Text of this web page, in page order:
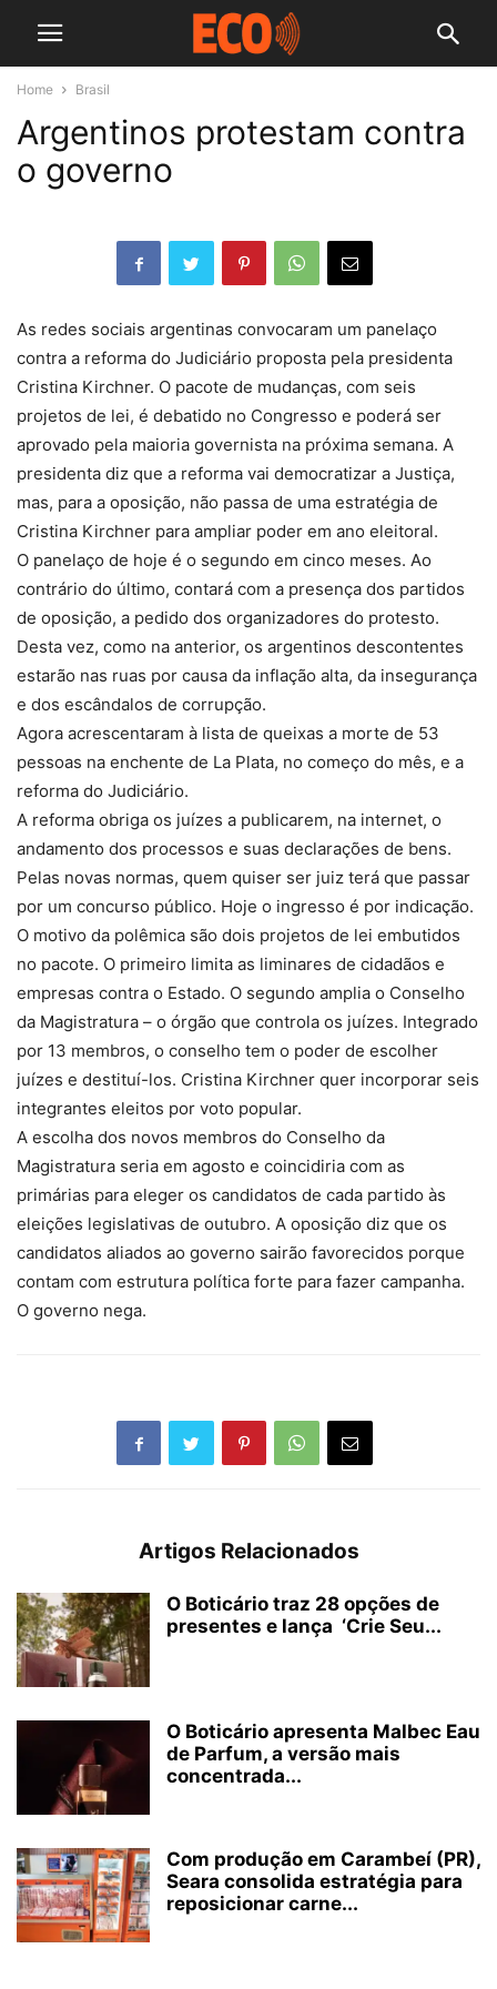
Home Brasil
Argentinos protestam contra
o governo
As redes sociais argentinas convocaram um panelaço
contra a reforma do Judiciário proposta pela presidenta
Cristina Kirchner. O pacote de mudanças, com seis
projetos de lei, é debatido no Congresso e poderá ser
aprovado pela maioria governista na próxima semana. A
presidenta diz que a reforma vai democratizar a Justiça,
mas, para a oposição, não passa de uma estratégia de
Cristina Kirchner para ampliar poder em ano eleitoral.
O panelaço de hoje é o segundo em cinco meses. Ao
contrário do último, contará com a presença dos partidos
de oposição, a pedido dos organizadores do protesto.
Desta vez, como na anterior, os argentinos descontentes
estarão nas ruas por causa da inflação alta, da insegurança
e dos escândalos de corrupção.
Agora acrescentaram à lista de queixas a morte de 53
pessoas na enchente de La Plata, no começo do mês, e a
reforma do Judiciário.
A reforma obriga os juízes a publicarem, na internet, o
andamento dos processos e suas declarações de bens.
Pelas novas normas, quem quiser ser juiz terá que passar
por um concurso público. Hoje o ingresso é por indicação.
O motivo da polêmica são dois projetos de lei embutidos
no pacote. O primeiro limita as liminares de cidadãos e
empresas contra o Estado. O segundo amplia o Conselho
da Magistratura – o órgão que controla os juízes. Integrado
por 13 membros, o conselho tem o poder de escolher
juízes e destituí-los. Cristina Kirchner quer incorporar seis
integrantes eleitos por voto popular.
A escolha dos novos membros do Conselho da
Magistratura seria em agosto e coincidiria com as
primárias para eleger os candidatos de cada partido às
eleições legislativas de outubro. A oposição diz que os
candidatos aliados ao governo sairão favorecidos porque
contam com estrutura política forte para fazer campanha.
O governo nega.
Artigos Relacionados
O Boticário traz 28 opções de
presentes e lança ‘Crie Seu...
O Boticário apresenta Malbec Eau
de Parfum, a versão mais
concentrada...
Com produção em Carambeí (PR),
Seara consolida estratégia para
reposicionar carne...